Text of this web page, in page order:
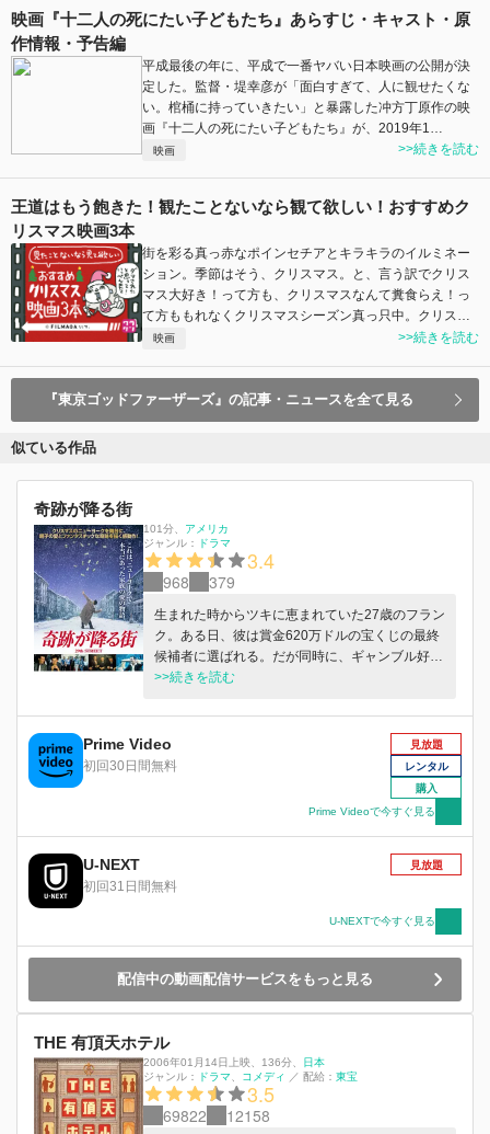
映画『十二人の死にたい子どもたち』あらすじ・キャスト・原
作情報・予告編
平成最後の年に、平成で一番ヤバい日本映画の公開が決
定した。監督・堤幸彦が「面白すぎて、人に観せたくな
い。棺桶に持っていきたい」と暴露した冲方丁原作の映
画『十二人の死にたい子どもたち』が、2019年1…
映画 >>続きを読む
王道はもう飽きた！観たことないなら観て欲しい！おすすめク
リスマス映画3本
街を彩る真っ赤なポインセチアとキラキラのイルミネー
ション。季節はそう、クリスマス。と、言う訳でクリス
マス大好き！って方も、クリスマスなんて糞食らえ！っ
て方ももれなくクリスマスシーズン真っ只中。クリス…
映画 >>続きを読む
『東京ゴッドファーザーズ』の記事・ニュースを全て見る
似ている作品
奇跡が降る街
101分
アメリカ
ジャンル：
ドラマ
3.4
968 379
生まれた時からツキに恵まれていた27歳のフラン
ク。ある日、彼は賞金620万ドルの宝くじの最終
候補者に選ばれる。だが同時に、ギャンブル好き
の父親がギャングに1万ドルの借金をしているこ
心をする…。
>>続きを読む
Prime Video
初回30日間無料
見放題
レンタル
購入
Prime Videoで今すぐ見る
U-NEXT
初回31日間無料
見放題
U-NEXTで今すぐ見る
配信中の動画配信サービスをもっと見る
THE 有頂天ホテル
2006年01月14日上映 136分
日本
ジャンル：
ドラマ コメディ ／ 配給： 東宝
3.5
69822 12158